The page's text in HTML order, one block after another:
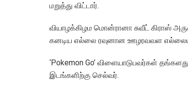
மறுத்து விட்டார்.
வியாழக்கிழம மொன்ரானா சுவீட் கிராஸ்
கனடிய எல்லை ரவுனான ஊழரவவள
‘Pokemon Go’ விளையாடுபவர்கள்
இடங்களிற்கு செல்வர்.